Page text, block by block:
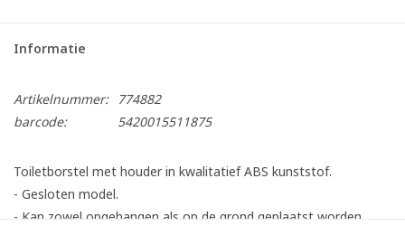
Informatie
Artikelnummer:
774882
barcode:
5420015511875
Toiletborstel met houder in kwalitatief ABS kunststof.
- Gesloten model.
- Kan zowel opgehangen als op de grond geplaatst worden.